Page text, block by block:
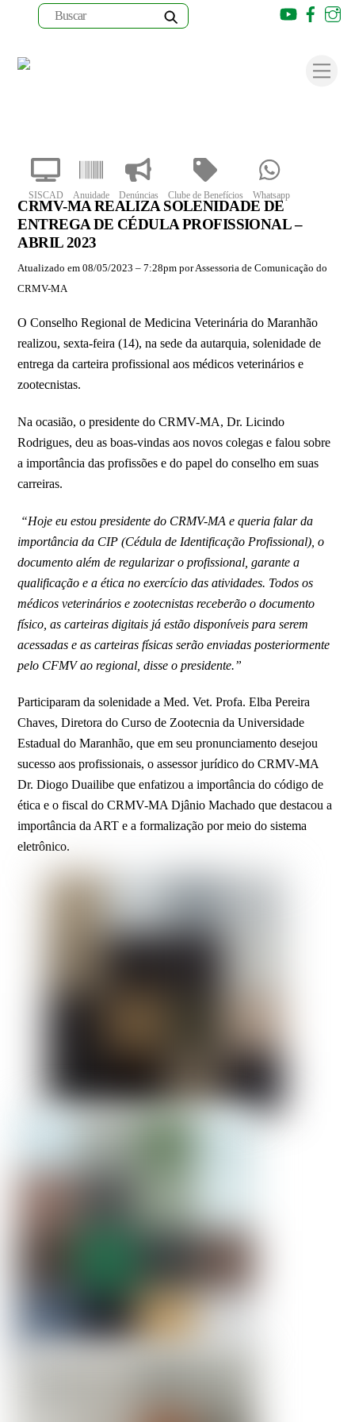
SISCAD Anuidade Denúncias Clube de Benefícios Whatsapp
Youtube
CRMV-MA REALIZA SOLENIDADE DE
ENTREGA DE CÉDULA PROFISSIONAL –
ABRIL 2023
Atualizado em 08/05/2023 – 7:28pm por Assessoria de Comunicação do
CRMV-MA
O Conselho Regional de Medicina Veterinária do Maranhão
realizou, sexta-feira (14), na sede da autarquia, solenidade de
entrega da carteira profissional aos médicos veterinários e
zootecnistas.
Na ocasião, o presidente do CRMV-MA, Dr. Licindo
Rodrigues, deu as boas-vindas aos novos colegas e falou sobre
a importância das profissões e do papel do conselho em suas
carreiras.
“Hoje eu estou presidente do CRMV-MA e queria falar da
importância da CIP (Cédula de Identificação Profissional), o
documento além de regularizar o profissional, garante a
qualificação e a ética no exercício das atividades. Todos os
médicos veterinários e zootecnistas receberão o documento
físico, as carteiras digitais já estão disponíveis para serem
acessadas e as carteiras físicas serão enviadas posteriormente
pelo CFMV ao regional, disse o presidente.”
Participaram da solenidade a Med. Vet. Profa. Elba Pereira
Chaves, Diretora do Curso de Zootecnia da Universidade
Estadual do Maranhão, que em seu pronunciamento desejou
sucesso aos profissionais, o assessor jurídico do CRMV-MA
Dr. Diogo Duailibe que enfatizou a importância do código de
ética e o fiscal do CRMV-MA Djânio Machado que destacou a
importância da ART e a formalização por meio do sistema
eletrônico.